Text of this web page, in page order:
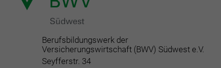
Berufsbildungswerk der
Versicherungswirtschaft (BWV) Südwest e.V.
Seyfferstr. 34